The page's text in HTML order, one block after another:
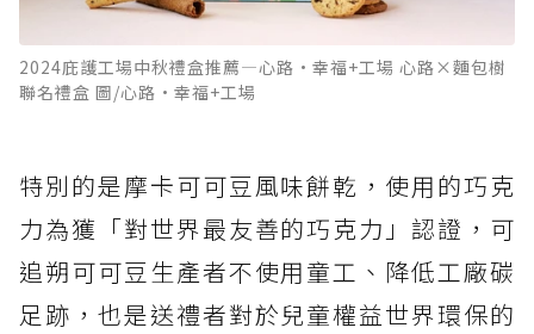
✓2024庇護工場中秋禮盒推薦—微笑天使 金秋
蛋黃禮盒
✓2024庇護工場中秋禮盒推薦—路得啟智學園
✓2024庇護工場中秋禮盒推薦—真善美社會福利
基金會 綜蛋酥禮盒
2024庇護工場中秋禮盒推薦—心路•幸福+工場 心路×麵包樹
聯名禮盒 圖/心路•幸福+工場
特別的是摩卡可可豆風味餅乾，使用的巧克
力為獲「對世界最友善的巧克力」認證，可
追朔可可豆生產者不使用童工、降低工廠碳
足跡，也是送禮者對於兒童權益世界環保的